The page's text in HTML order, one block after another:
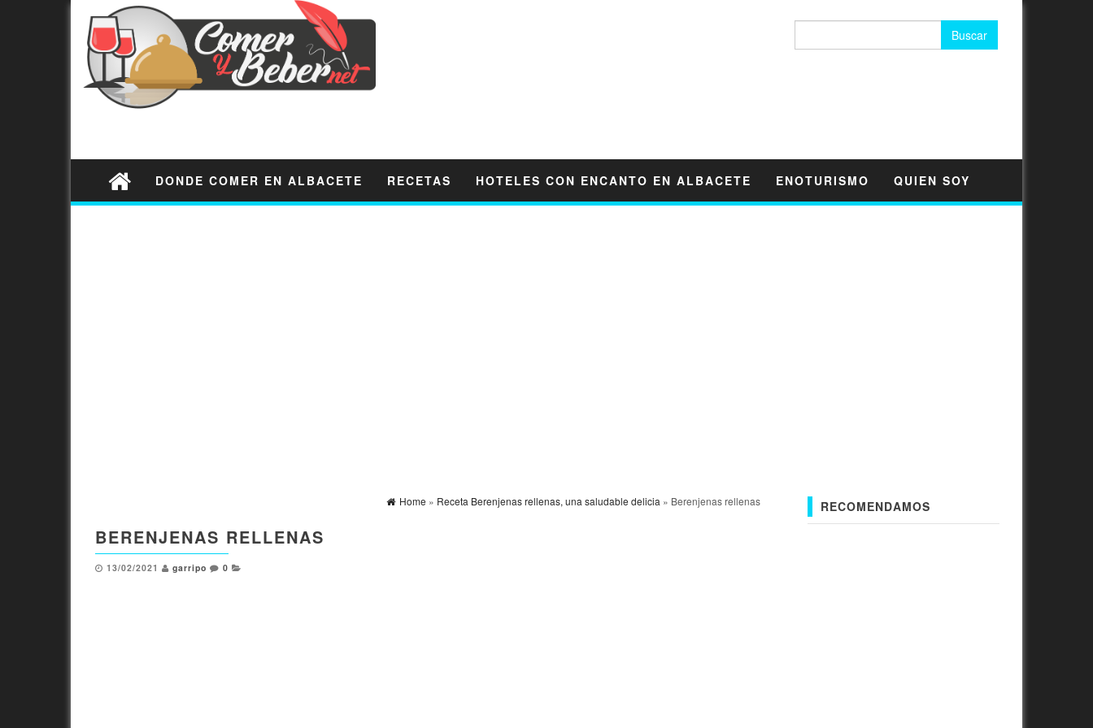
DONDE COMER EN ALBACETE RECETAS HOTELES CON ENCANTO EN ALBACETE ENOTURISMO QUIEN SOY
Home » Receta Berenjenas rellenas, una saludable delicia » Berenjenas rellenas
BERENJENAS RELLENAS
13/02/2021 garripo 0
RECOMENDAMOS